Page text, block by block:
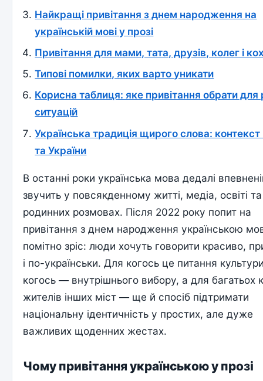
Найкращі привітання з днем народження на
українській мові у прозі
Привітання для мами, тата, друзів, колег і
Типові помилки, яких варто уникати
Корисна таблиця: яке привітання обрати для
ситуацій
Українська традиція щирого слова:
та України
В останні роки українська мова дедалі
звучить у повсякденному житті, медіа, освіті та
родинних розмовах. Після 2022 року попит на
привітання з днем народження українською
помітно зріс: люди хочуть говорити красиво,
і по-українськи. Для когось це питання
когось — внутрішнього вибору, а для багатьох
жителів інших міст — ще й спосіб підтримати
національну ідентичність у простих, але дуже
важливих щоденних жестах.
Чому привітання українською у прозі